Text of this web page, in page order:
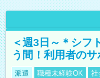
＜週3日～＊シフ
う間！利用者の
派遣 職種未経験OK 社